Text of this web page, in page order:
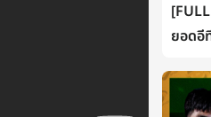
ยอดอี